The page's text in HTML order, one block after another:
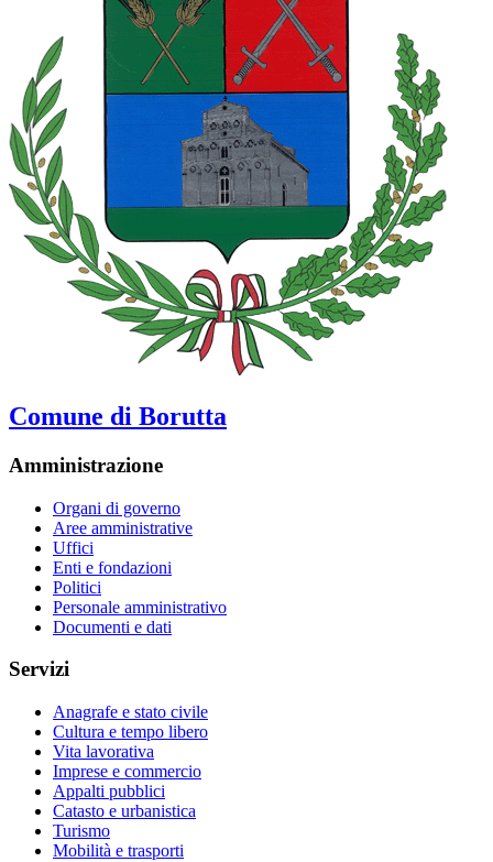
Comune di Borutta
Amministrazione
Organi di governo
Aree amministrative
Uffici
Enti e fondazioni
Politici
Personale amministrativo
Documenti e dati
Servizi
Anagrafe e stato civile
Cultura e tempo libero
Vita lavorativa
Imprese e commercio
Appalti pubblici
Catasto e urbanistica
Turismo
Mobilità e trasporti